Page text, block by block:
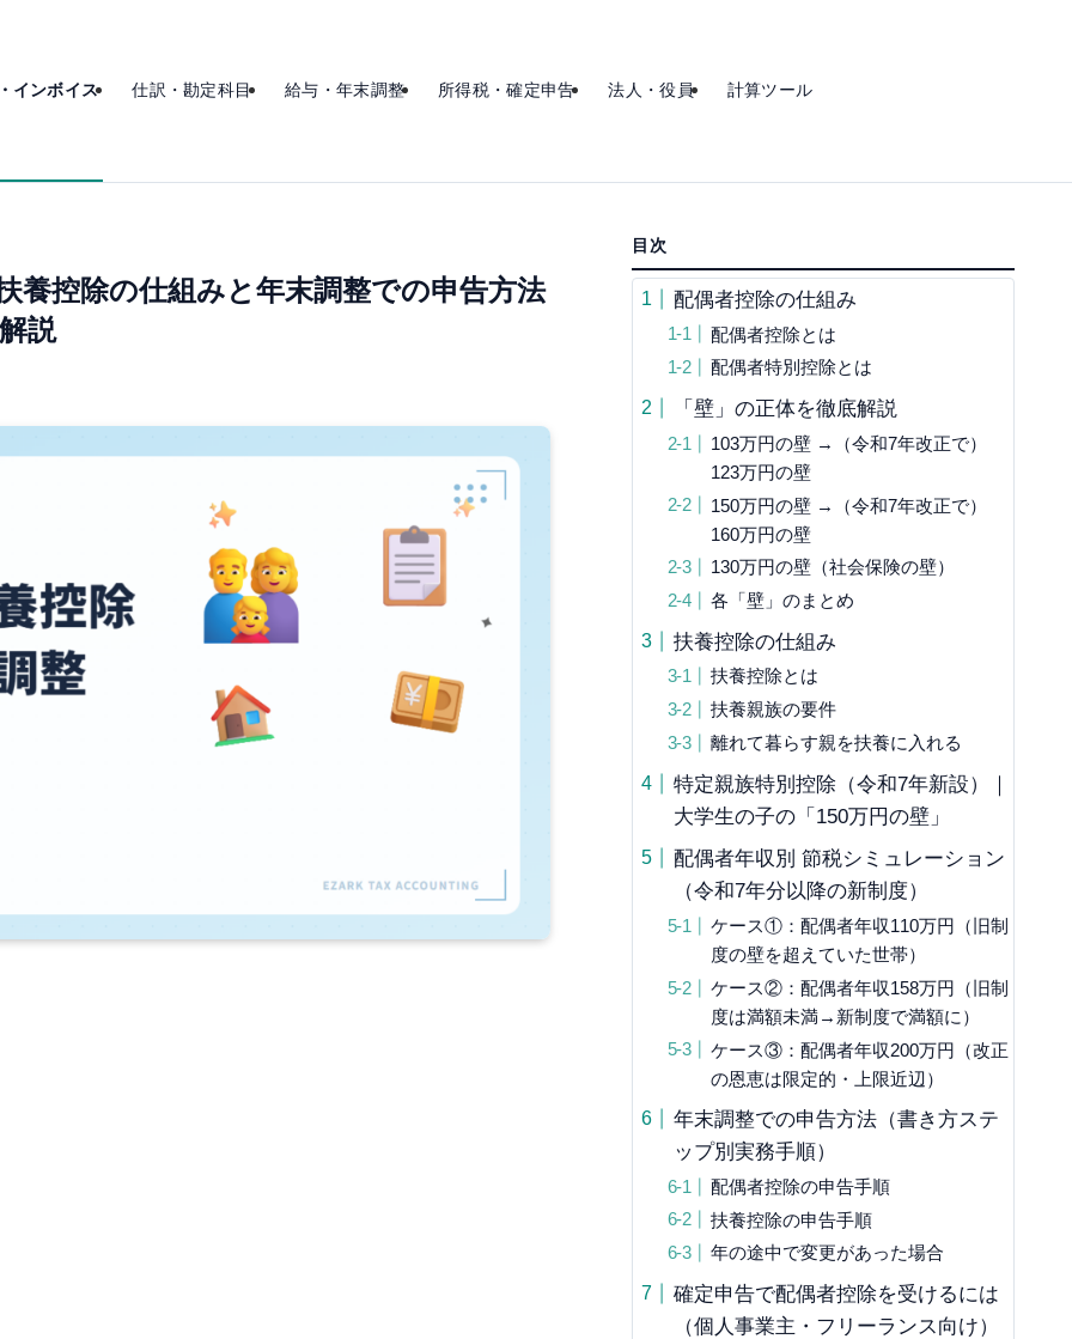
インボイス 仕訳・勘定科目 給与・年末調整 所得税・確定申告 法人・役員 計算ツール
養控除の仕組みと年末調整での申告方法
説
目次
配偶者控除の仕組み
配偶者控除とは
配偶者特別控除とは
「壁」の正体を徹底解説
103万円の壁 →（令和7年改正で）
123万円の壁
150万円の壁 →（令和7年改正で）
160万円の壁
130万円の壁（社会保険の壁）
各「壁」のまとめ
扶養控除の仕組み
扶養控除とは
扶養親族の要件
離れて暮らす親を扶養に入れる
特定親族特別控除（令和7年新設）｜
大学生の子の「150万円の壁」
配偶者年収別 節税シミュレーション
（令和7年分以降の新制度）
ケース①：配偶者年収110万円（旧制
度の壁を超えていた世帯）
ケース②：配偶者年収158万円（旧制
度は満額未満→新制度で満額に）
ケース③：配偶者年収200万円（改正
の恩恵は限定的・上限近辺）
年末調整での申告方法（書き方ステ
ップ別実務手順）
配偶者控除の申告手順
扶養控除の申告手順
年の途中で変更があった場合
確定申告で配偶者控除を受けるには
（個人事業主・フリーランス向け）